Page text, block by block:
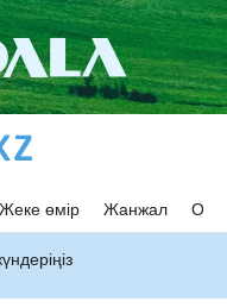
Жеке өмір Жанжал